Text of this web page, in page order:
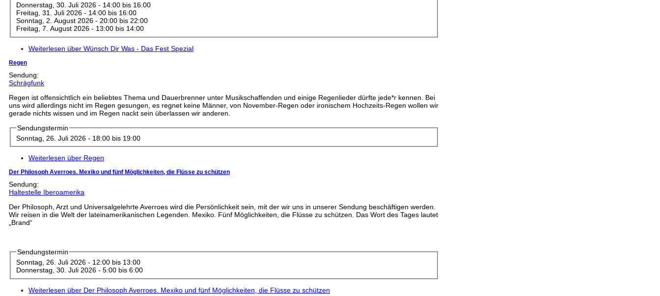
Donnerstag, 30. Juli 2026 - 14:00bis 16:00
Freitag, 31. Juli 2026 - 14:00bis 16:00
Sonntag, 2. August 2026 - 20:00bis 22:00
Freitag, 7. August 2026 - 13:00bis 14:00
Weiterlesen über Wünsch Dir Was - Das Fest Spezial
Regen
Sendung:
Schrägfunk
Regen ist offensichtlich ein beliebtes Thema und Dauerbrenner unter Musikschaffenden und einige Regenlieder dürfte jede*r kennen. Bei
uns wird allerdings nicht im Regen gesungen, es regnet keine Männer, von November-Regen oder ironischem Hochzeits-Regen wollen wir
gerade nichts wissen und im Regen nackt sein überlassen wir anderen.
Sendungstermin
Sonntag, 26. Juli 2026 - 18:00bis 19:00
Weiterlesen über Regen
Der Philosoph Averroes. Mexiko und fünf Möglichkeiten, die Flüsse zu schützen
Sendung:
Haltestelle Iberoamerika
Der Philosoph, Arzt und Universalgelehrte Averroes wird die Persönlichkeit sein, mit der wir uns in unserer Sendung beschäftigen werden.
Wir reisen in die Welt der lateinamerikanischen Legenden. Mexiko. Fünf Möglichkeiten, die Flüsse zu schützen. Das Wort des Tages lautet
„Brand“
Sendungstermin
Sonntag, 26. Juli 2026 - 12:00bis 13:00
Donnerstag, 30. Juli 2026 - 5:00bis 6:00
Weiterlesen über Der Philosoph Averroes. Mexiko und fünf Möglichkeiten, die Flüsse zu schützen